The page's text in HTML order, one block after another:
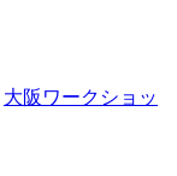
大阪ワークショッ